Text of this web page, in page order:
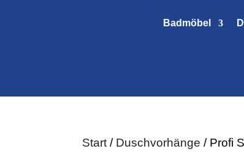
Badmöbel
Start / Duschvorhänge / Profi